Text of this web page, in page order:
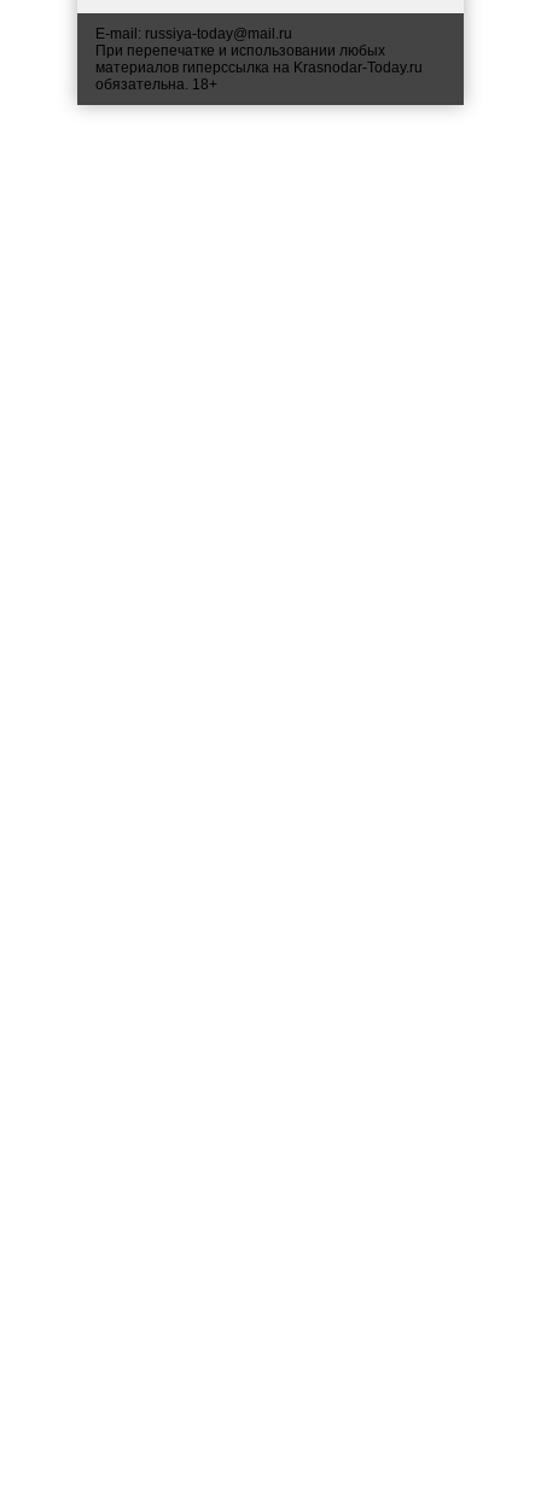
E-mail: russiya-today@mail.ru
При перепечатке и использовании любых
материалов гиперссылка на Krasnodar-Today.ru
обязательна. 18+